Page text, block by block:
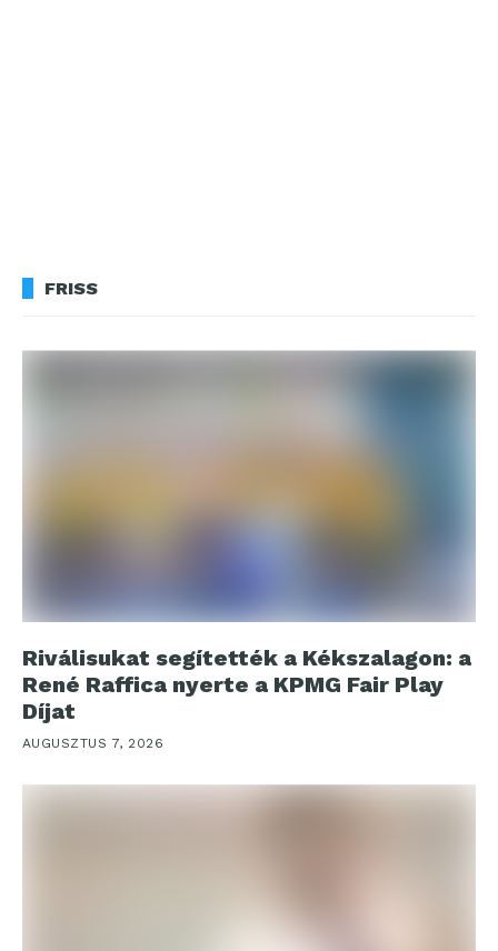
FRISS
Riválisukat segítették a Kékszalagon: a
René Raffica nyerte a KPMG Fair Play
Díjat
AUGUSZTUS 7, 2026